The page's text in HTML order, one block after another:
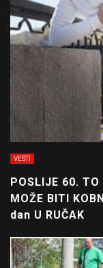
VESTI
POSLIJE 60. TO
MOŽE BITI
dan U RUČAK